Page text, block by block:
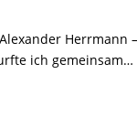
ich gemeinsam…